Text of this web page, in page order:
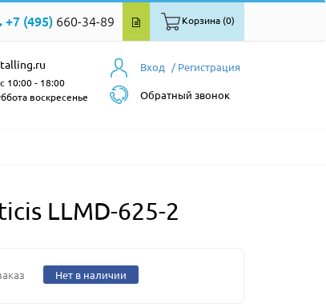
+7 (495) 660-34-89 Корзина (0)
Вход / Регистрация
Обратный звонок
10:00 - 18:00
воскресенье
LLMD-625-2
Нет в наличии